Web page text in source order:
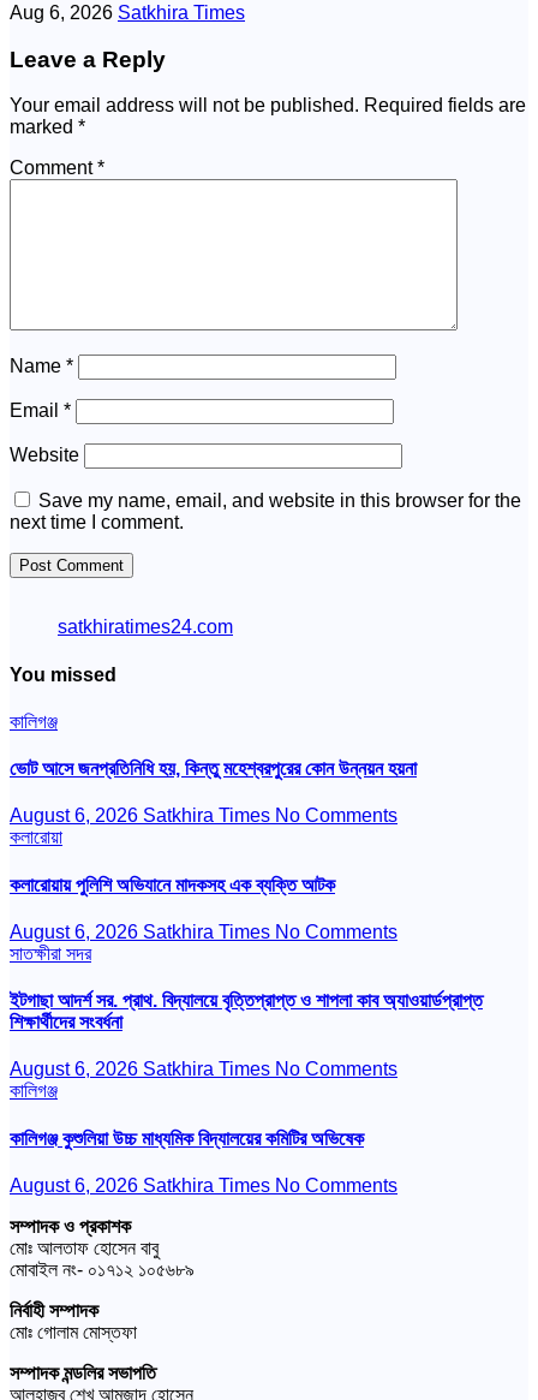
Aug 6, 2026 Satkhira Times
Leave a Reply
Your email address will not be published. Required fields are
marked *
Comment*
Name *
Email *
Website
Save my name, email, and website in this browser for the
next time I comment.
satkhiratimes24.com
You missed
কালিগঞ্জ
ভোট আসে জনপ্রতিনিধি হয়, কিন্তু মহেশ্বরপুরের কোন উন্নয়ন হয়না
August 6, 2026 Satkhira Times No Comments
কলারোয়া
কলারোয়ায় পুলিশি অভিযানে মাদকসহ এক ব্যক্তি আটক
August 6, 2026 Satkhira Times No Comments
সাতক্ষীরা সদর
ইটগাছা আদর্শ সর. প্রাথ. বিদ্যালয়ে বৃত্তিপ্রাপ্ত ও শাপলা কাব অ্যাওয়ার্ডপ্রাপ্ত
শিক্ষার্থীদের সংবর্ধনা
August 6, 2026 Satkhira Times No Comments
কালিগঞ্জ
কালিগঞ্জ কুশুলিয়া উচ্চ মাধ্যমিক বিদ্যালয়ের কমিটির অভিষেক
August 6, 2026 Satkhira Times No Comments
সম্পাদক ও প্রকাশক
মোঃ আলতাফ হোসেন বাবু
মোবাইল নং- ০১৭১২ ১০৫৬৮৯
নির্বাহী সম্পাদক
মোঃ গোলাম মোস্তফা
সম্পাদক মন্ডলির সভাপতি
আলহাজ্ব শেখ আমজাদ হোসেন